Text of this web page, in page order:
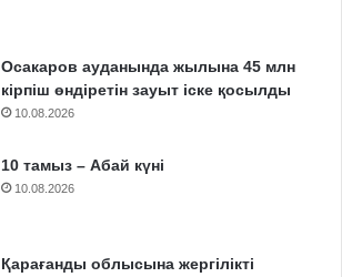
Осакаров ауданында жылына 45 млн
кірпіш өндіретін зауыт іске қосылды
10.08.2026
10 тамыз – Абай күні
10.08.2026
Қарағанды облысына жергілікті